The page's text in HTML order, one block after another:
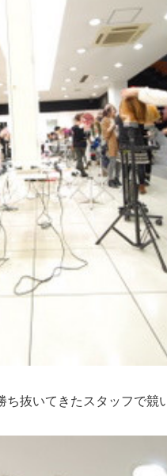
抜いてきたスタッフで競